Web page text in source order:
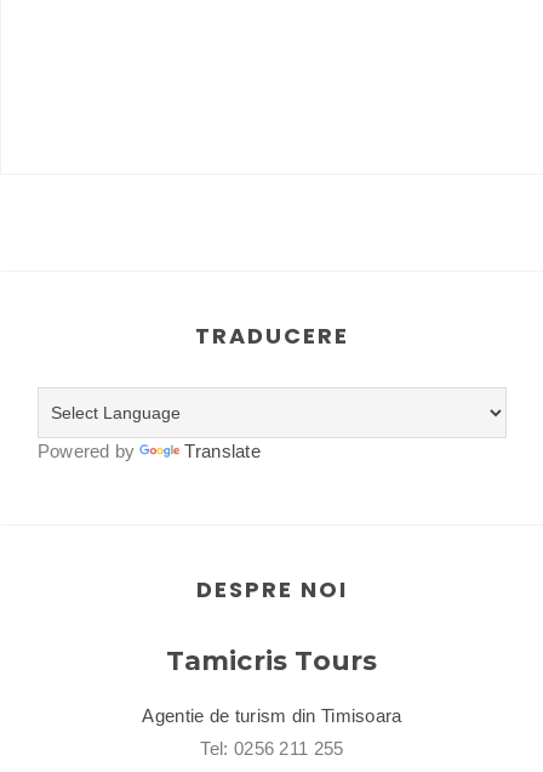
TRADUCERE
Powered by Translate
DESPRE NOI
Tamicris Tours
Agentie de turism din Timisoara
Tel: 0256 211 255